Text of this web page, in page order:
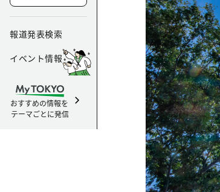
報道発表検索
イベント情報
おすすめの情報を
テーマごとに発信